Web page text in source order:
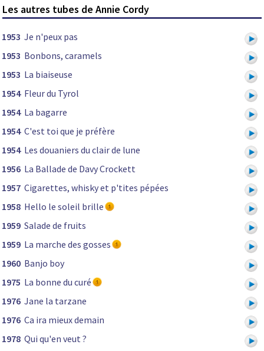
Les autres tubes de Annie Cordy
1953 Je n'peux pas
1953 Bonbons, caramels
1953 La biaiseuse
1954 Fleur du Tyrol
1954 La bagarre
1954 C'est toi que je préfère
1954 Les douaniers du clair de lune
1956 La Ballade de Davy Crockett
1957 Cigarettes, whisky et p'tites pépées
1958 Hello le soleil brille
1959 Salade de fruits
1959 La marche des gosses
1960 Banjo boy
1975 La bonne du curé
1976 Jane la tarzane
1976 Ca ira mieux demain
1978 Qui qu'en veut ?